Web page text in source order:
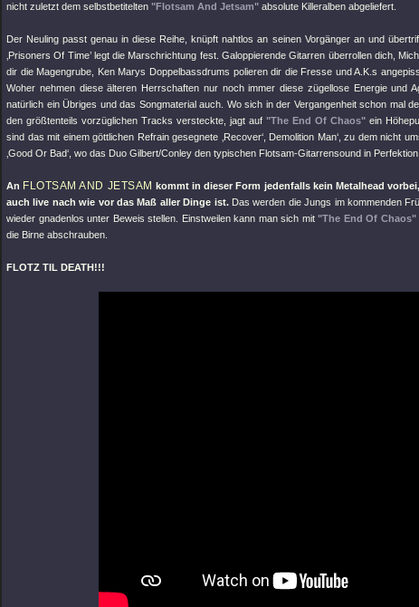
nicht zuletzt dem selbstbetitelten "Flotsam And Jetsam" absolute Killeralben abgeliefert.
Der Neuling passt genau in diese Reihe, knüpft nahtlos an seinen Vorgänger an und
‚Prisoners Of Time’ legt die Marschrichtung fest. Galoppierende Gitarren überrollen dich,
dir die Magengrube, Ken Marys Doppelbassdrums polieren dir die Fresse und A.K.s
Woher nehmen diese älteren Herrschaften nur noch immer diese zügellose Energie und
natürlich ein Übriges und das Songmaterial auch. Wo sich in der Vergangenheit schon mal
den größtenteils vorzüglichen Tracks versteckte, jagt auf "The End Of Chaos" ein
sind das mit einem göttlichen Refrain gesegnete ‚Recover‘, Demolition Man‘, zu dem nicht
‚Good Or Bad‘, wo das Duo Gilbert/Conley den typischen Flotsam-Gitarrensound in Perfektion
An FLOTSAM AND JETSAM kommt in dieser Form jedenfalls kein Metalhead
auch live nach wie vor das Maß aller Dinge ist.Das werden die Jungs im kommenden
wieder gnadenlos unter Beweis stellen. Einstweilen kann man sich mit"The End Of Chaos"
die Birne abschrauben.
FLOTZ TIL DEATH!!!